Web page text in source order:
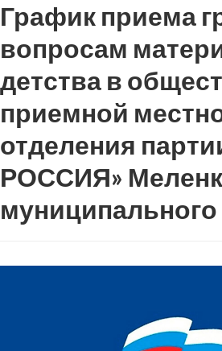
График приема
вопросам
детства в
приемной
отделения
РОССИЯ»
муниципального